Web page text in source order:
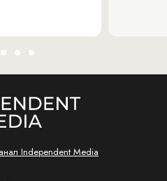
Independent Media